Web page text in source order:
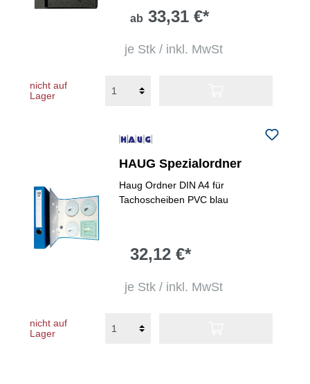
ab 33,31 €*
je Stk / inkl. MwSt
nicht auf
Lager
HAUG Spezialordner
Haug Ordner DIN A4 für
Tachoscheiben PVC blau
32,12 €*
je Stk / inkl. MwSt
nicht auf
Lager